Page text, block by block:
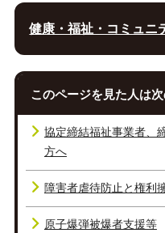
健康・福祉・コミュニ
このページを見た人は
協定締結福祉事業者、
方へ
障害者虐待防止と権利
原子爆弾被爆者支援等